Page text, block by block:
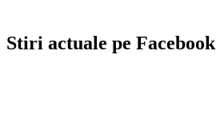
Stiri actuale pe Facebook